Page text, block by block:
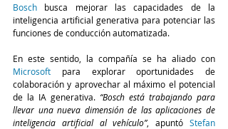
Bosch busca mejorar las capacidades de la
inteligencia artificial generativa para potenciar las
funciones de conducción automatizada.
Microsoft para explorar oportunidades de
colaboración y aprovechar al máximo el potencial
de la IA generativa. “Bosch está trabajando para
llevar una nueva dimensión de las aplicaciones de
inteligencia artificial al vehículo”, apuntó Stefan